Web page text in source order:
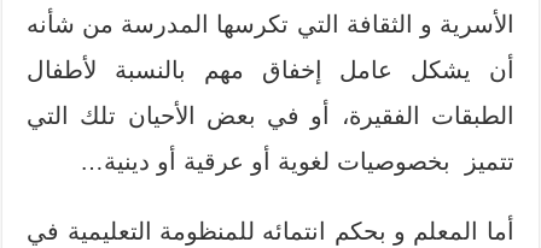
الأسرية و الثقافة التي تكرسها المدرسة من شأنه
أن يشكل عامل إخفاق مهم بالنسبة لأطفال
الطبقات الفقيرة، أو في بعض الأحيان تلك التي
تتميز بخصوصيات لغوية أو عرقية أو دينية…
أما المعلم و بحكم انتمائه للمنظومة التعليمية في